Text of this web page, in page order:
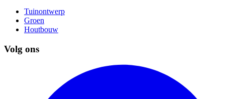
Tuinontwerp
Groen
Houtbouw
Volg ons